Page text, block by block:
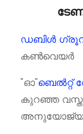
ഡബിൾ
കൺവെയർ
"ഓ"ബെൽറ്റ്
കുറഞ്ഞ